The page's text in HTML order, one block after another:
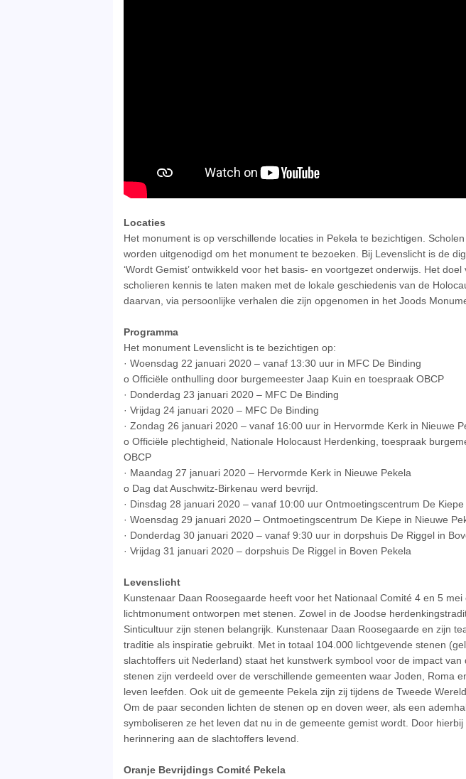
Locaties
Het monument is op verschillende locaties in Pekela te bezichtigen.
worden uitgenodigd om het monument te bezoeken. Bij Levenslicht is de
‘Wordt Gemist’ ontwikkeld voor het basis- en voortgezet onderwijs. Het
scholieren kennis te laten maken met de lokale geschiedenis van de
daarvan, via persoonlijke verhalen die zijn opgenomen in het Joods
Programma
Het monument Levenslicht is te bezichtigen op:
· Woensdag 22 januari 2020 – vanaf 13:30 uur in MFC De Binding
o Officiële onthulling door burgemeester Jaap Kuin en toespraak OBCP
· Donderdag 23 januari 2020 – MFC De Binding
· Vrijdag 24 januari 2020 – MFC De Binding
· Zondag 26 januari 2020 – vanaf 16:00 uur in Hervormde Kerk in Nieuwe
o Officiële plechtigheid, Nationale Holocaust Herdenking, toespraak
OBCP
· Maandag 27 januari 2020 – Hervormde Kerk in Nieuwe Pekela
o Dag dat Auschwitz-Birkenau werd bevrijd.
· Dinsdag 28 januari 2020 – vanaf 10:00 uur Ontmoetingscentrum De
· Woensdag 29 januari 2020 – Ontmoetingscentrum De Kiepe in Nieuwe
· Donderdag 30 januari 2020 – vanaf 9:30 uur in dorpshuis De Riggel in
· Vrijdag 31 januari 2020 – dorpshuis De Riggel in Boven Pekela
Levenslicht
Kunstenaar Daan Roosegaarde heeft voor het Nationaal Comité 4 en 5 mei
lichtmonument ontwor­pen met stenen. Zowel in de Joodse
Sinticultuur zijn stenen belangrijk. Kunstenaar Daan Roosegaarde en zijn
traditie als inspiratie gebruikt. Met in totaal 104.000 lichtgevende stenen
slachtoffers uit Nederland) staat het kunstwerk symbool voor de impact van
stenen zijn verdeeld over de verschillende gemeenten waar Joden, Roma
leven leefden. Ook uit de gemeente Pekela zijn zij tijdens de Tweede
Om de paar seconden lichten de stenen op en doven weer, als een
symboliseren ze het leven dat nu in de gemeente gemist wordt. Door
herinnering aan de slachtoffers levend.
Oranje Bevrijdings Comité Pekela